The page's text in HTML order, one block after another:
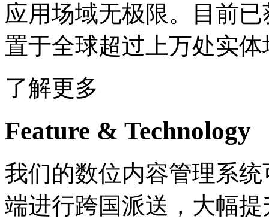
应用场域无极限。目前
置于全球超过上万处实体
了解更多
Feature & Technology
我们的数位内容管理系
端进行跨国派送，大幅